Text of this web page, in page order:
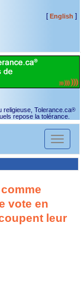
[English ]
religieuse, Tolerance.ca®
repose la tolérance.
Toggle
vote en
leur